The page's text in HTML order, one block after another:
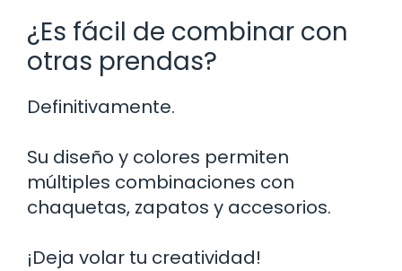
¿Es fácil de combinar con
otras prendas?
Definitivamente.
Su diseño y colores permiten
múltiples combinaciones con
chaquetas, zapatos y accesorios.
¡Deja volar tu creatividad!